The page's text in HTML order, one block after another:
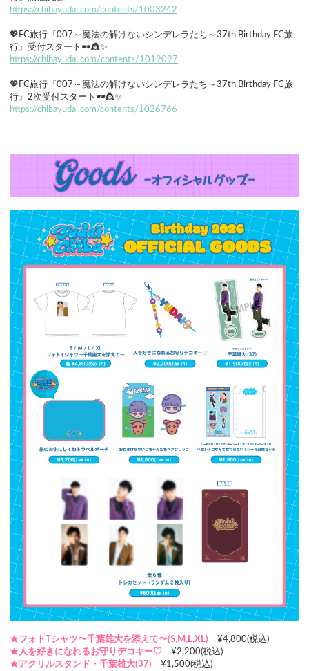
https://chibayudai.com/contents/1003242
💖FC旅行『007～魔法の解けないシンデレラたち～37th Birthday FC旅
行』受付スタート🕶👸✨
https://chibayudai.com/contents/1019097
💖FC旅行『007～魔法の解けないシンデレラたち～37th Birthday FC旅
行』2次受付スタート🕶👸✨
https://chibayudai.com/contents/1026766
★フォトTシャツ〜千葉雄大を添えて〜(S,M,L,XL) ¥4,800(税込)
★人を好きになれるお守りデコキー♡ ¥2,200(税込)
★アクリルスタンド・千葉雄大(37) ¥1,500(税込)